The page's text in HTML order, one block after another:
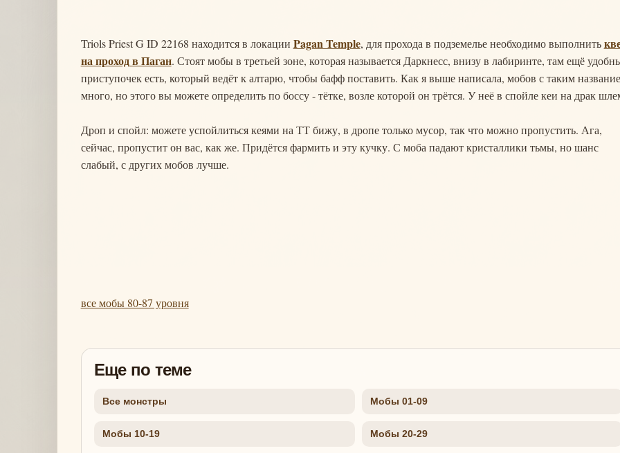
Triols Priest G ID 22168 находится в локации Pagan Temple, для прохода в подземелье необходимо выполнить
на проход в Паган. Стоят мобы в третьей зоне, которая называется Даркнесс, внизу в лабиринте, там ещё
приступочек есть, который ведёт к алтарю, чтобы бафф поставить. Как я выше написала, мобов с таким
много, но этого вы можете определить по боссу - тётке, возле которой он трётся. У неё в спойле кеи на драк
Дроп и спойл: можете успойлиться кеями на ТТ бижу, в дропе только мусор, так что можно пропустить. Ага,
сейчас, пропустит он вас, как же. Придётся фармить и эту кучку. С моба падают кристаллики тьмы, но шанс
слабый, с других мобов лучше.
все мобы 80-87 уровня
Еще по теме
Все монстры Мобы 01-09
Мобы 10-19 Мобы 20-29